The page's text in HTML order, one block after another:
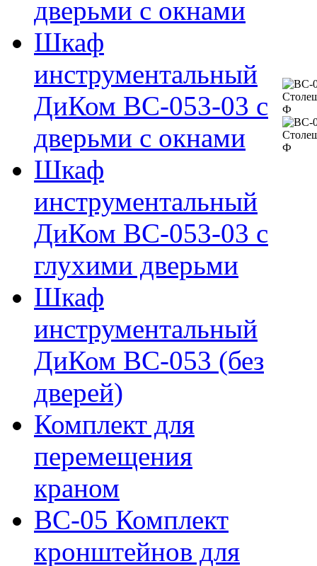
дверьми с окнами
Шкаф
инструментальный
ДиКом ВС-053-03 с
дверьми с окнами
Шкаф
инструментальный
ДиКом ВС-053-03 с
глухими дверьми
Шкаф
инструментальный
ДиКом ВС-053 (без
дверей)
Комплект для
перемещения
краном
ВС-05 Комплект
кронштейнов для